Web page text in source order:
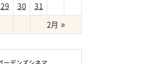
29 30
31
2月 »